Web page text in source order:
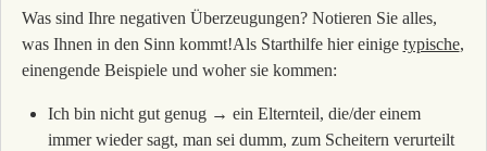
Was sind Ihre negativen Überzeugungen? Notieren Sie alles,
was Ihnen in den Sinn kommt!Als Starthilfe hier einige typische,
einengende Beispiele und woher sie kommen:
Ich bin nicht gut genug → ein Elternteil, die/der einem
immer wieder sagt, man sei dumm, zum Scheitern verurteilt